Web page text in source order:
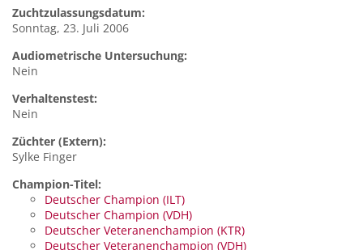
Zuchtzulassungsdatum:
Sonntag, 23. Juli 2006
Audiometrische Untersuchung:
Nein
Verhaltenstest:
Nein
Züchter (Extern):
Sylke Finger
Champion-Titel:
Deutscher Champion (ILT)
Deutscher Champion (VDH)
Deutscher Veteranenchampion (KTR)
Deutscher Veteranenchampion (VDH)